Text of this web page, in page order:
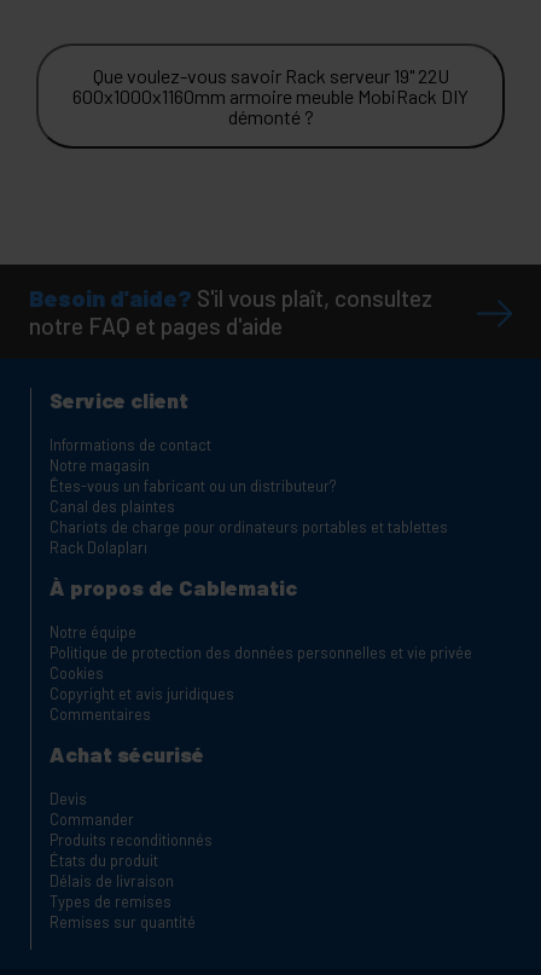
Que voulez-vous savoir Rack serveur 19" 22U
600x1000x1160mm armoire meuble MobiRack DIY
Besoin d'aide? S'il vous plaît, consultez
notre FAQ et pages d'aide
Informations de contact
Notre magasin
Êtes-vous un fabricant ou un distributeur?
Canal des plaintes
Chariots de charge pour ordinateurs portables et tablettes
Notre équipe
Politique de protection des données personnelles et vie privée
Cookies
Copyright et avis juridiques
Devis
Commander
Produits reconditionnés
États du produit
Délais de livraison
Types de remises